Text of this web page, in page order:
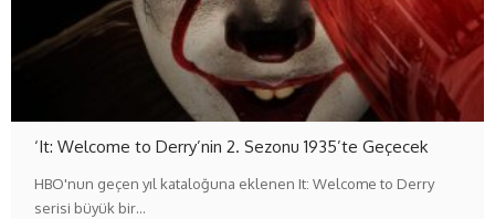
‘It: Welcome to Derry’nin 2. Sezonu 1935’te Geçecek
HBO'nun geçen yıl kataloğuna eklenen It: Welcome to Derry
serisi büyük bir…